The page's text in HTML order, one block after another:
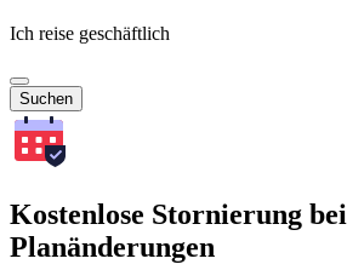
Ich reise geschäftlich
Suchen
Kostenlose Stornierung bei
Planänderungen